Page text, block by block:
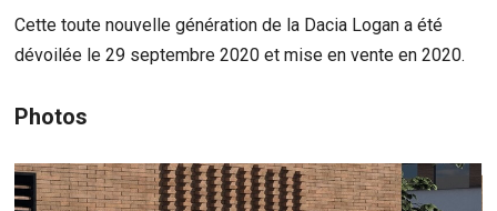
Cette toute nouvelle génération de la Dacia Logan a été
dévoilée le 29 septembre 2020 et mise en vente en 2020.
Photos